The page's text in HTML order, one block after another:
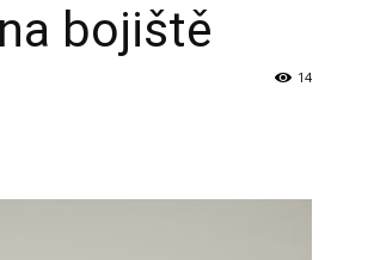
bojiště
14